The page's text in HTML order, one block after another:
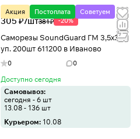
Акция Постоплата Советуем
305 ₽/шт381 ₽ -20%
Саморезы SoundGuard ГМ 3,5х32
уп. 200шт 611200 в Иваново
0 0
Доступно сегодня
Самовывоз:
сегодня - 6 шт
13.08 - 136 шт
Курьером:10.08